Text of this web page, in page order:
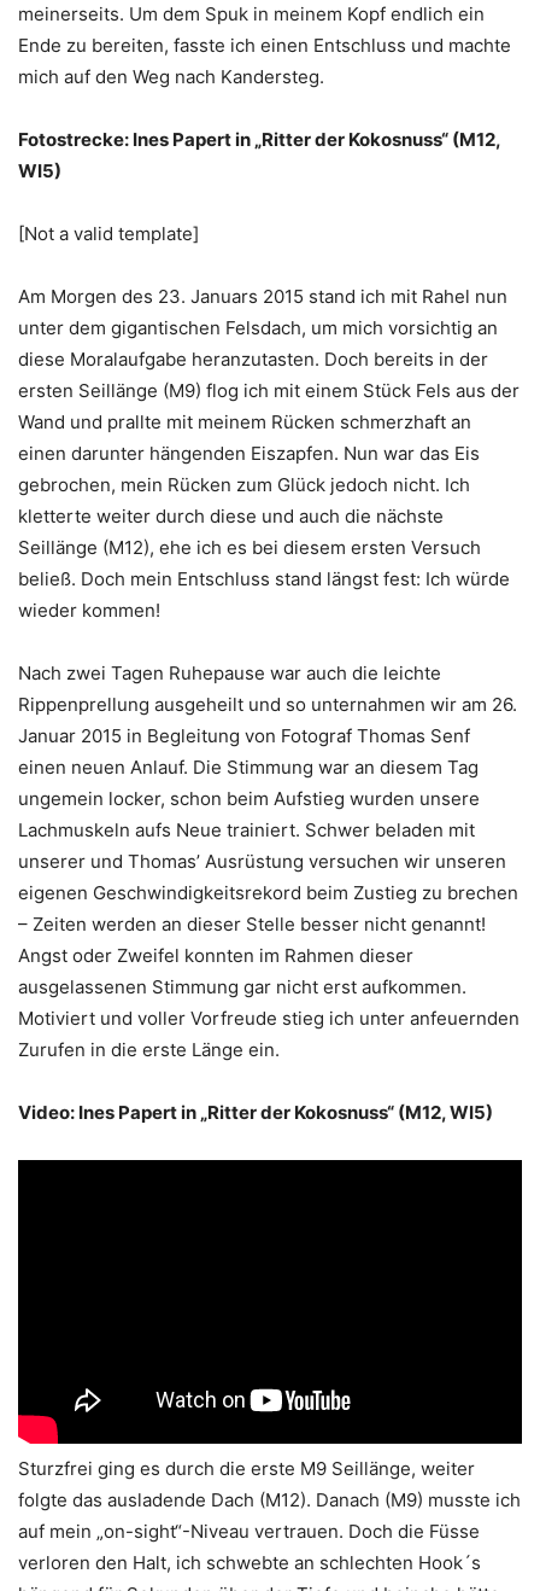
meinerseits. Um dem Spuk in meinem Kopf endlich ein
Ende zu bereiten, fasste ich einen Entschluss und machte
mich auf den Weg nach Kandersteg.
Fotostrecke: Ines Papert in „Ritter der Kokosnuss“ (M12,
WI5)
[Not a valid template]
Am Morgen des 23. Januars 2015 stand ich mit Rahel nun
unter dem gigantischen Felsdach, um mich vorsichtig an
diese Moralaufgabe heranzutasten. Doch bereits in der
ersten Seillänge (M9) flog ich mit einem Stück Fels aus der
Wand und prallte mit meinem Rücken schmerzhaft an
einen darunter hängenden Eiszapfen. Nun war das Eis
gebrochen, mein Rücken zum Glück jedoch nicht. Ich
kletterte weiter durch diese und auch die nächste
Seillänge (M12), ehe ich es bei diesem ersten Versuch
beließ. Doch mein Entschluss stand längst fest: Ich würde
wieder kommen!
Nach zwei Tagen Ruhepause war auch die leichte
Rippenprellung ausgeheilt und so unternahmen wir am 26.
Januar 2015 in Begleitung von Fotograf Thomas Senf
einen neuen Anlauf. Die Stimmung war an diesem Tag
ungemein locker, schon beim Aufstieg wurden unsere
Lachmuskeln aufs Neue trainiert. Schwer beladen mit
unserer und Thomas’ Ausrüstung versuchen wir unseren
eigenen Geschwindigkeitsrekord beim Zustieg zu brechen
– Zeiten werden an dieser Stelle besser nicht genannt!
Angst oder Zweifel konnten im Rahmen dieser
ausgelassenen Stimmung gar nicht erst aufkommen.
Motiviert und voller Vorfreude stieg ich unter anfeuernden
Zurufen in die erste Länge ein.
Video: Ines Papert in „Ritter der Kokosnuss“ (M12, WI5)
Sturzfrei ging es durch die erste M9 Seillänge, weiter
folgte das ausladende Dach (M12). Danach (M9) musste ich
auf mein „on-sight“-Niveau vertrauen. Doch die Füsse
verloren den Halt, ich schwebte an schlechten Hook´s